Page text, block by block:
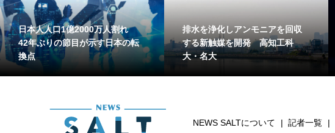
日本人人口1億2000万人割れ
42年ぶりの節目が示す日本の転
換点
排水を浄化しアンモニアを回収
する新触媒を開発 高知工科
大・名大
NEWS SALTについて 記者一覧